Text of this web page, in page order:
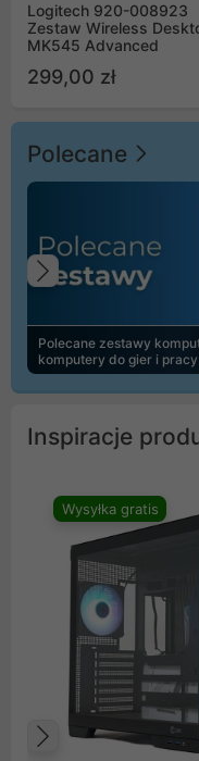
Logitech 920-008923
Zestaw Wireless
MK545 Advanced
299,00 zł
Polecane
Polecane zestawy
komputery do gier i pracy
Poprzedni
Inspiracje
Wysyłka gratis